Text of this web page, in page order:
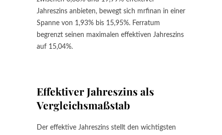
Jahreszins anbieten, bewegt sich mrfinan in einer
Spanne von 1,93% bis 15,95%. Ferratum
begrenzt seinen maximalen effektiven Jahreszins
auf 15,04%.
Effektiver Jahreszins als
Vergleichsmaßstab
Der effektive Jahreszins stellt den wichtigsten